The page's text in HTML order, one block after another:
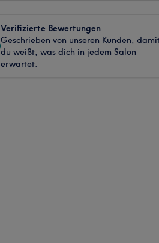
Verifizierte Bewertungen
Geschrieben von unseren Kunden,
du weißt, was dich in jedem Salon
erwartet.